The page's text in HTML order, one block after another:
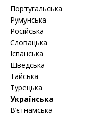
Португальська
Румунська
Російська
Словацька
Іспанська
Шведська
Тайська
Турецька
Українська
В’єтнамська